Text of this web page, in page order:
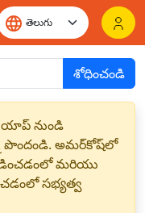
శోధించండి
నుండి
పొందండి. అమర్‌కోష్‌లో
మరియు
సభ్యత్వ